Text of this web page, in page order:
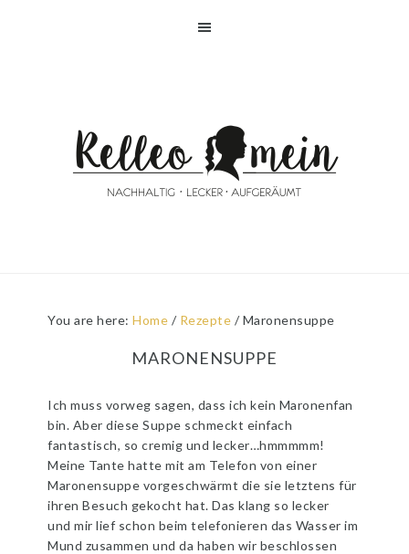
You are here:Home / Rezepte / Maronensuppe
MARONENSUPPE
Ich muss vorweg sagen, dass ich kein Maronenfan
bin. Aber diese Suppe schmeckt einfach
fantastisch, so cremig und lecker…hmmmmm!
Meine Tante hatte mit am Telefon von einer
Maronensuppe vorgeschwärmt die sie letztens für
ihren Besuch gekocht hat. Das klang so lecker
und mir lief schon beim telefonieren das Wasser im
Mund zusammen und da haben wir beschlossen